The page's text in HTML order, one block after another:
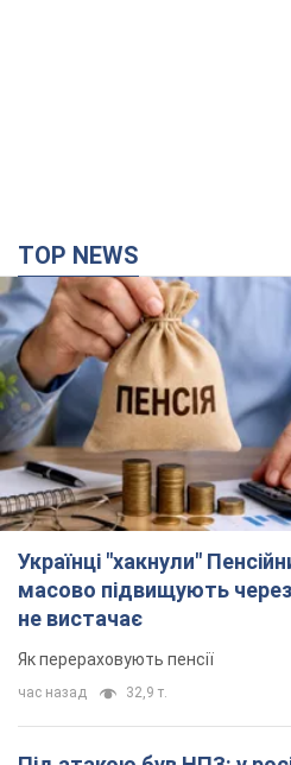
Українці "хакнули"
масово підвищують
не вистачає
Як перераховують пенсії
час назад 32,9 т.
Під атакою був НПЗ: у
прогриміла серія вибухів.
У промисловій зоні зафіксовано
2 часа назад
ЗСУ відмінусували ще
понад 1800 російських